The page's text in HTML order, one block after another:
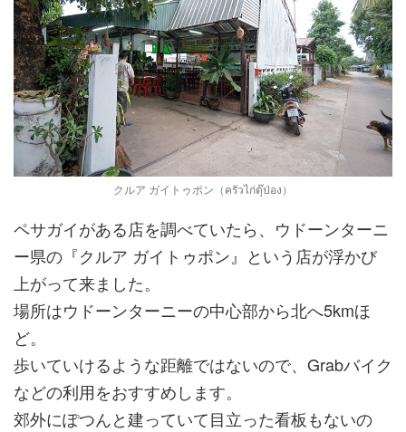
クルア ガイトゥポン（ครัวไก่ตุ๊ป่อง）
ペサガイがある店を調べていたら、ウドーンターニ
ー県の『クルア ガイトゥポン』という店が浮かび
上がって来ました。
場所はウドーンターニーの中心部から北へ5kmほ
ど。
歩いていけるような距離ではないので、Grabバイク
などの利用をおすすめします。
郊外にぽつんと建っていて目立った看板もないの